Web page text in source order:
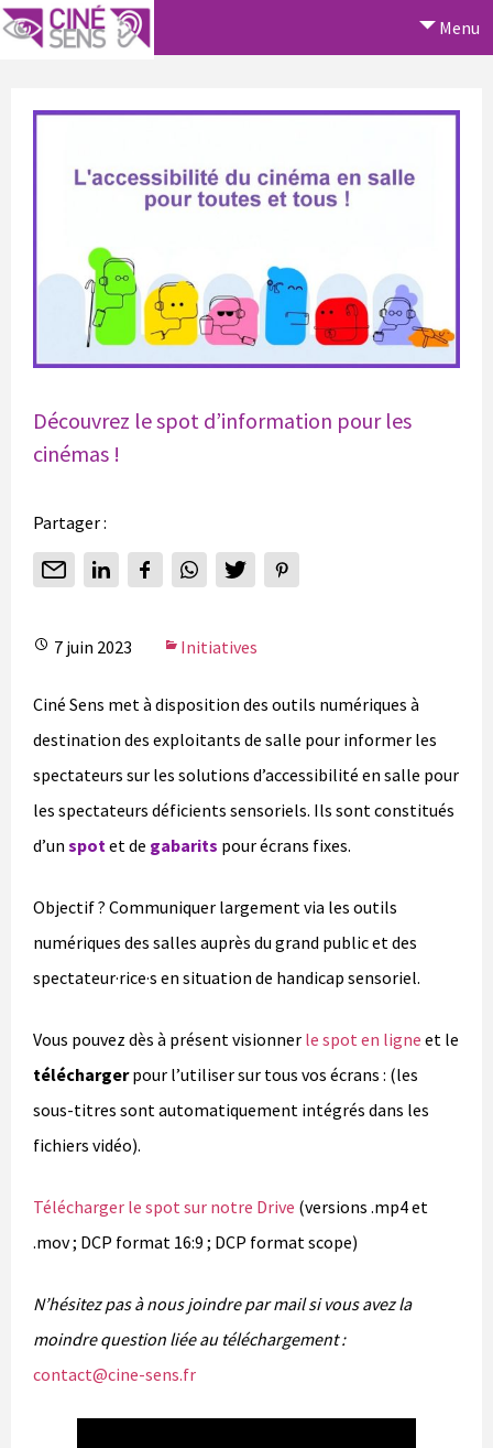
Menu
Découvrez le spot d’information pour les
cinémas !
Partager :
7 juin 2023 Initiatives
Ciné Sens met à disposition des outils numériques à
destination des exploitants de salle pour informer les
spectateurs sur les solutions d’accessibilité en salle pour
les spectateurs déficients sensoriels. Ils sont constitués
d’un spot et de gabarits pour écrans fixes.
Objectif ? Communiquer largement via les outils
numériques des salles auprès du grand public et des
spectateur·rice·s en situation de handicap sensoriel.
Vous pouvez dès à présent visionner le spot en ligne et le
téléchargerpour l’utiliser sur tous vos écrans : (les
sous-titres sont automatiquement intégrés dans les
fichiers vidéo).
Télécharger le spot sur notre Drive (versions .mp4 et
.mov ; DCP format 16:9 ; DCP format scope)
N’hésitez pas à nous joindre par mail si vous avez la
moindre question liée au téléchargement :
contact@cine-sens.fr